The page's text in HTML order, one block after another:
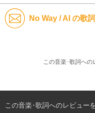
No Way / AI の歌
この音楽･歌詞へ
この音楽･歌詞へのレビュー